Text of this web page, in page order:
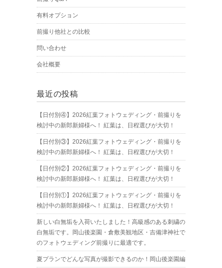
有料オプション
前撮り他社との比較
問い合わせ
会社概要
最近の投稿
【日付別④】2026紅葉フォトウェディング・前撮りを
検討中の新郎新婦様へ！ 紅葉は、日程選びが大切！
【日付別③】2026紅葉フォトウェディング・前撮りを
検討中の新郎新婦様へ！ 紅葉は、日程選びが大切！
【日付別②】2026紅葉フォトウェディング・前撮りを
検討中の新郎新婦様へ！ 紅葉は、日程選びが大切！
【日付別①】2026紅葉フォトウェディング・前撮りを
検討中の新郎新婦様へ！ 紅葉は、日程選びが大切！
新しい白無垢を入荷いたしました！高級感のある刺繍の
白無垢です。岡山後楽園・倉敷美観地区・吉備津神社で
のフォトウェディング前撮りに最適です。
夏プランでどんな写真が撮影できるのか！岡山後楽園編